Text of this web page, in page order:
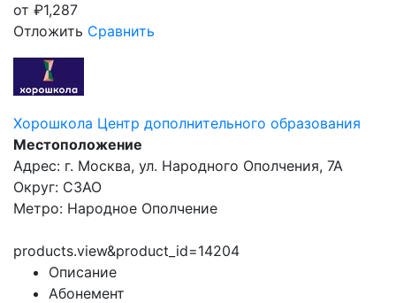
от ₽1,287
Отложить Сравнить
Хорошкола Центр дополнительного образования
Местоположение
Адрес: г. Москва, ул. Народного Ополчения, 7А
Округ: СЗАО
Метро: Народное Ополчение
products.view&product_id=14204
Описание
Абонемент